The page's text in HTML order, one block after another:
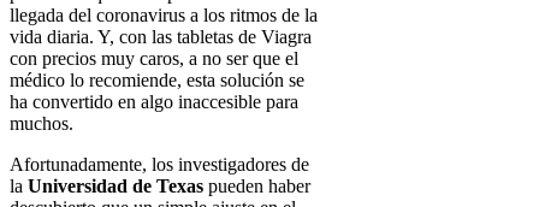
llegada del coronavirus a los ritmos de la
vida diaria. Y, con las tabletas de Viagra
con precios muy caros, a no ser que el
médico lo recomiende, esta solución se
ha convertido en algo inaccesible para
muchos.
Afortunadamente, los investigadores de
la Universidad de Texas pueden haber